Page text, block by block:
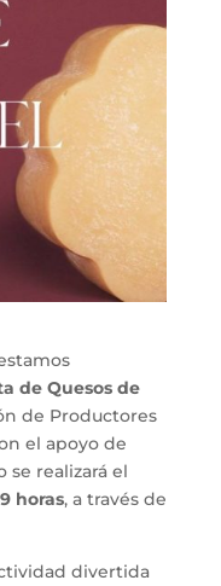
de Quesos de
de Productores
el apoyo de
se realizará el
horas, a través de
divertida